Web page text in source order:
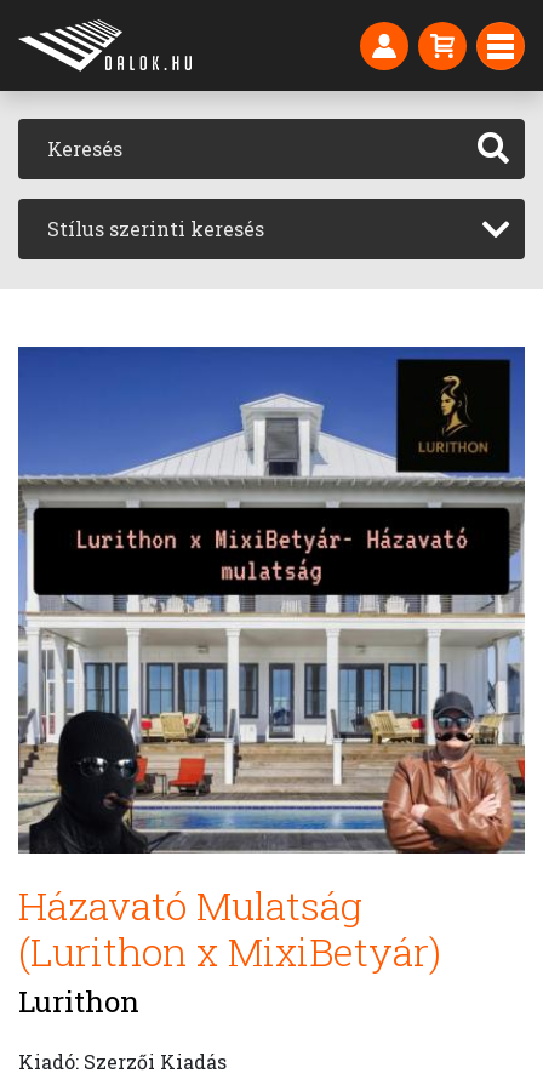
Stílus szerinti keresés
Házavató Mulatság
(Lurithon x MixiBetyár)
Lurithon
Kiadó: Szerzői Kiadás